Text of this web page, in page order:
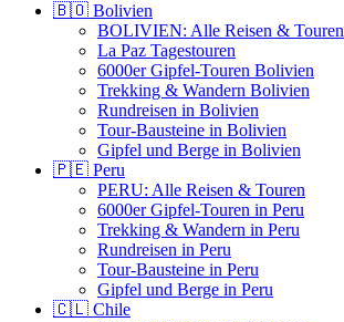
🇧🇴 Bolivien
BOLIVIEN: Alle Reisen & Touren
La Paz Tagestouren
6000er Gipfel-Touren Bolivien
Trekking & Wandern Bolivien
Rundreisen in Bolivien
Tour-Bausteine in Bolivien
Gipfel und Berge in Bolivien
🇵🇪 Peru
PERU: Alle Reisen & Touren
6000er Gipfel-Touren in Peru
Trekking & Wandern in Peru
Rundreisen in Peru
Tour-Bausteine in Peru
Gipfel und Berge in Peru
🇨🇱 Chile